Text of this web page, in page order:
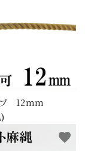
プ 12mm
favorite